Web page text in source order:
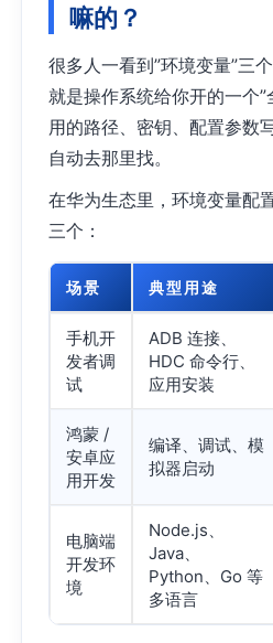
嘛的？
很多人一看到”环境变量”三
就是操作系统给你开的一个
用的路径、密钥、配置参数
自动去那里找。
在华为生态里，环境变量配
三个：
场景 典型用途
手机开
发者调
试
ADB 连接、
HDC 命令行、
应用安装
鸿蒙 /
安卓应
用开发
编译、调试、模
拟器启动
电脑端
开发环
境
Node.js、
Java、
Python、Go 等
多语言